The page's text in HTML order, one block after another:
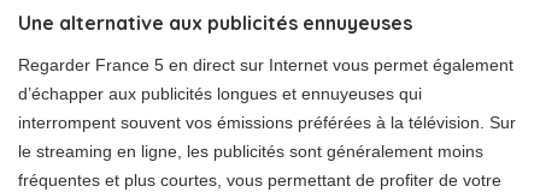
Une alternative aux publicités ennuyeuses
Regarder France 5 en direct sur Internet vous permet également
d’échapper aux publicités longues et ennuyeuses qui
interrompent souvent vos émissions préférées à la télévision. Sur
le streaming en ligne, les publicités sont généralement moins
fréquentes et plus courtes, vous permettant de profiter de votre